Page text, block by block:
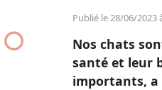
Publié le 28/06/2023
Nos chats
santé et leur
importants, a